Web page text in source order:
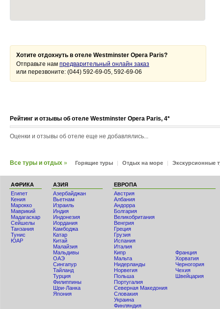
Хотите отдохнуть в отеле Westminster Opera Paris?
Отправьте нам предварительный онлайн заказ
или перезвоните: (044) 592-69-05, 592-69-06
Рейтинг и отзывы об отеле Westminster Opera Paris, 4*
Оценки и отзывы об отеле еще не добавлялись...
Все туры и отдых » Горящие туры | Отдых на море | Экскурсионные
АФРИКА
Египет
Кения
Мaрокко
Маврикий
Мадагаскар
Сейшелы
Танзания
Тунис
ЮАР
АЗИЯ
Азербайджан
Вьетнам
Израиль
Индия
Индонезия
Иордания
Камбоджа
Катар
Китай
Малайзия
Мальдивы
ОАЭ
Сингапур
Тайланд
Турция
Филиппины
Шри-Ланка
Япония
ЕВРОПА
Австрия
Албания
Андорра
Болгария
Великобритания
Венгрия
Греция
Грузия
Испания
Италия
Кипр
Мальта
Нидерланды
Норвегия
Польша
Португалия
Северная Македония
Словакия
Украина
Финляндия
Франция
Хорватия
Черногория
Чехия
Швейцария